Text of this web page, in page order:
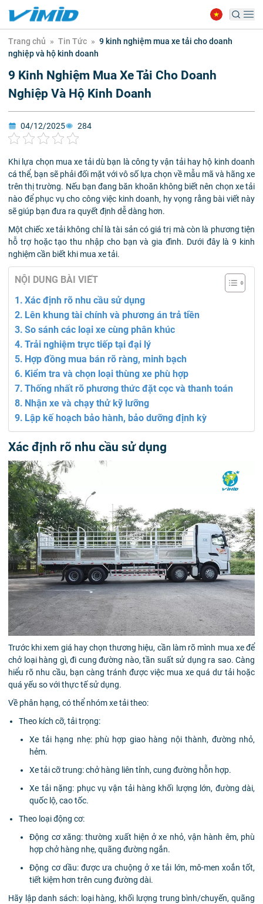
Trang chủ » Tin Tức » 9 kinh nghiệm mua xe tải cho doanh
nghiệp và hộ kinh doanh
9 Kinh Nghiệm Mua Xe Tải Cho Doanh
Nghiệp Và Hộ Kinh Doanh
04/12/2025 284
Khi lựa chọn mua xe tải dù bạn là công ty vận tải hay hộ kinh doanh
cá thể, bạn sẽ phải đối mặt với vô số lựa chọn về mẫu mã và hãng xe
trên thị trường. Nếu bạn đang băn khoăn không biết nên chọn xe tải
nào để phục vụ cho công việc kinh doanh, hy vọng rằng bài viết này
sẽ giúp bạn đưa ra quyết định dễ dàng hơn.
Một chiếc xe tải không chỉ là tài sản có giá trị mà còn là phương tiện
hỗ trợ hoặc tạo thu nhập cho bạn và gia đình. Dưới đây là 9 kinh
nghiệm cần biết khi mua xe tải.
NỘI DUNG BÀI VIẾT
Xác định rõ nhu cầu sử dụng
Lên khung tài chính và phương án trả tiền
So sánh các loại xe cùng phân khúc
Trải nghiệm trực tiếp tại đại lý
Hợp đồng mua bán rõ ràng, minh bạch
Kiểm tra và chọn loại thùng xe phù hợp
Thống nhất rõ phương thức đặt cọc và thanh toán
Nhận xe và chạy thử kỹ lưỡng
Lập kế hoạch bảo hành, bảo dưỡng định kỳ
Xác định rõ nhu cầu sử dụng
Trước khi xem giá hay chọn thương hiệu, cần làm rõ mình mua xe để
chở loại hàng gì, đi cung đường nào, tần suất sử dụng ra sao. Càng
hiểu rõ nhu cầu, bạn càng tránh được việc mua xe quá dư tải hoặc
quá yếu so với thực tế sử dụng.
Về phân hạng, có thể nhóm xe tải theo:
Theo kích cỡ, tải trọng:
Xe tải hạng nhẹ: phù hợp giao hàng nội thành, đường nhỏ,
hẻm.
Xe tải cỡ trung: chở hàng liên tỉnh, cung đường hỗn hợp.
Xe tải nặng: phục vụ vận tải hàng khối lượng lớn, đường dài,
quốc lộ, cao tốc.
Theo loại động cơ:
Động cơ xăng: thường xuất hiện ở xe nhỏ, vận hành êm, phù
hợp chở hàng nhẹ, quãng đường ngắn.
Động cơ dầu: được ưa chuộng ở xe tải lớn, mô-men xoắn tốt,
tiết kiệm hơn trên cung đường dài.
Hãy lập danh sách: loại hàng, khối lượng trung bình/chuyến, quãng